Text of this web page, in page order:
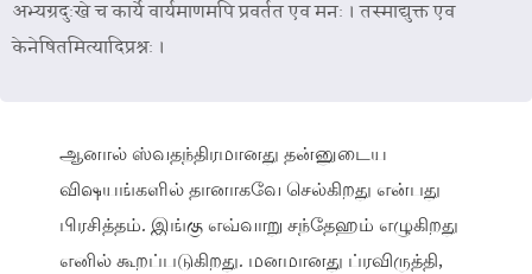
अभ्यग्रदुःखे च कार्ये वार्यमाणमपि प्रवर्तत एव मनः । तस्माद्युक्त एव
केनेषितमित्यादिप्रश्नः ।
ஆனால் ஸ்வதந்திரமானது தன்னுடைய
விஷயங்களில் தானாகவே செல்கிறது என்பது
பிரசித்தம். இங்கு எவ்வாறு சந்தேஹம் எழுகிறது
எனில் கூறப்படுகிறது. மனமானது ப்ரவிருத்தி,